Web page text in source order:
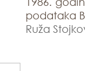
podataka
Ruža